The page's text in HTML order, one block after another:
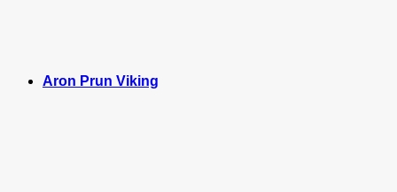
Aron Prun Viking